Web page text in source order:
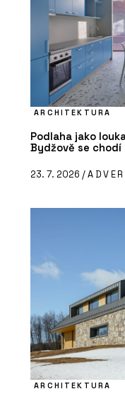
ARCHITEKTURA
Podlaha jako
Bydžově se
23. 7. 2026 /
ARCHITEKTURA